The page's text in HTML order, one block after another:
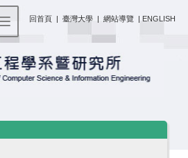
回首頁 | 臺灣大學 | 網站導覽 | ENGLISH
Toggle navigation